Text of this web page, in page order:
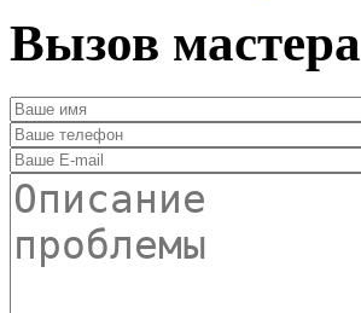
Вызов мастера